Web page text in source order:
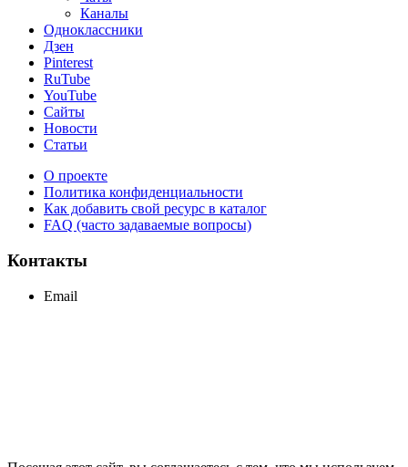
Каналы
Одноклассники
Дзен
Pinterest
RuTube
YouTube
Сайты
Новости
Статьи
О проекте
Политика конфиденциальности
Как добавить свой ресурс в каталог
FAQ (часто задаваемые вопросы)
Контакты
Email